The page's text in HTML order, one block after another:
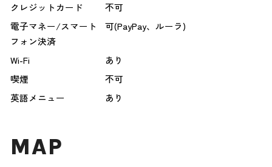
クレジットカード
不可
電子マネー/スマート
フォン決済
可(PayPay、ルーラ)
Wi-Fi
あり
喫煙
不可
英語メニュー
あり
MAP